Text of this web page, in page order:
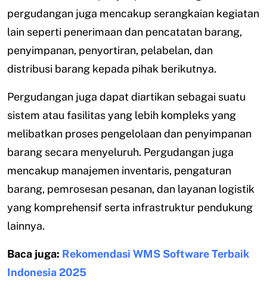
pergudangan juga mencakup serangkaian kegiatan
lain seperti penerimaan dan pencatatan barang,
penyimpanan, penyortiran, pelabelan, dan
distribusi barang kepada pihak berikutnya.
Pergudangan juga dapat diartikan sebagai suatu
sistem atau fasilitas yang lebih kompleks yang
melibatkan proses pengelolaan dan penyimpanan
barang secara menyeluruh. Pergudangan juga
mencakup manajemen inventaris, pengaturan
barang, pemrosesan pesanan, dan layanan logistik
yang komprehensif serta infrastruktur pendukung
lainnya.
Baca juga: Rekomendasi WMS Software Terbaik
Indonesia 2025